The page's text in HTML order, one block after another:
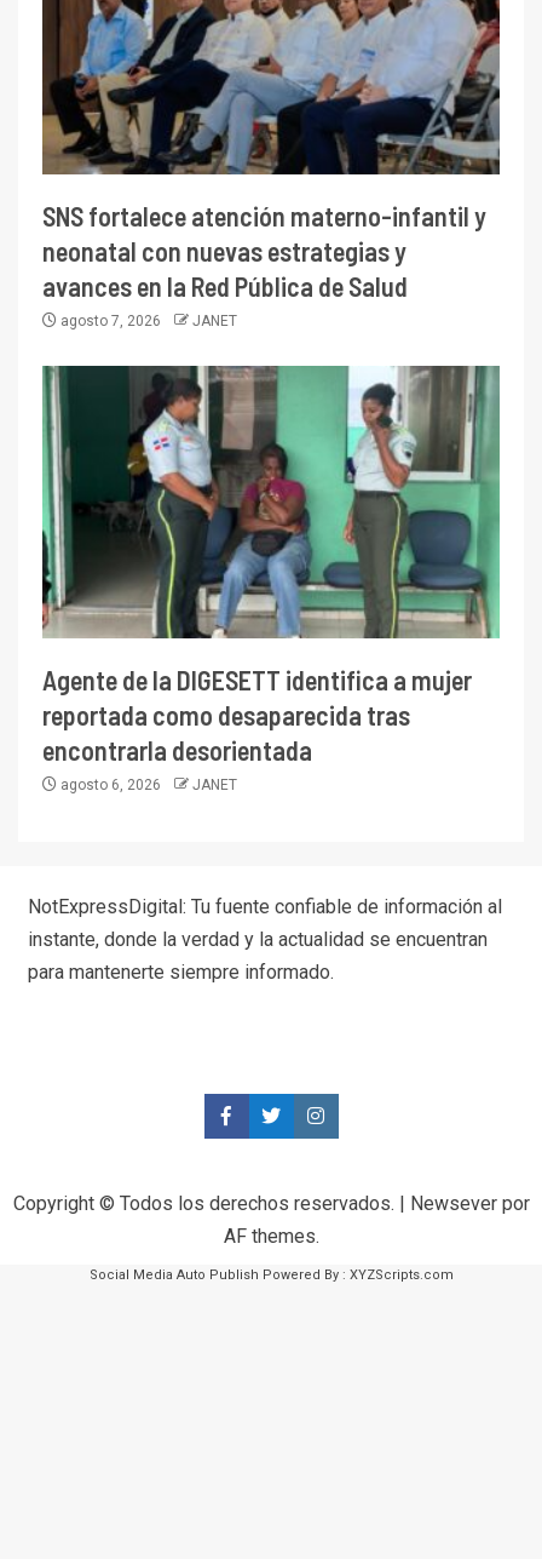
SNS fortalece atención materno-infantil y
neonatal con nuevas estrategias y
avances en la Red Pública de Salud
agosto 7, 2026 JANET
Agente de la DIGESETT identifica a mujer
reportada como desaparecida tras
encontrarla desorientada
agosto 6, 2026 JANET
NotExpressDigital: Tu fuente confiable de información al
instante, donde la verdad y la actualidad se encuentran
para mantenerte siempre informado.
Copyright © Todos los derechos reservados. | Newseverpor
AF themes.
Social Media Auto Publish Powered By : XYZScripts.com